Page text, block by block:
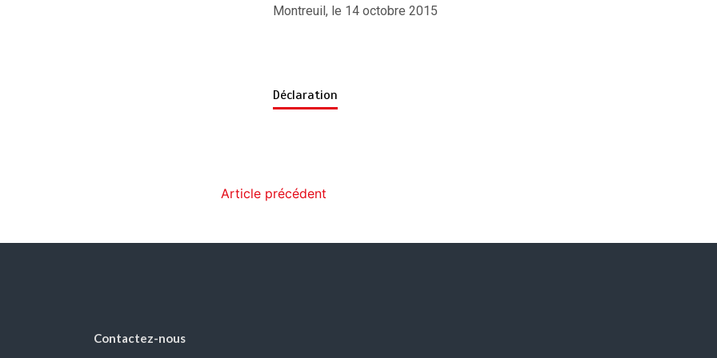
Montreuil, le 14 octobre 2015
Déclaration
Article précédent
Contactez-nous